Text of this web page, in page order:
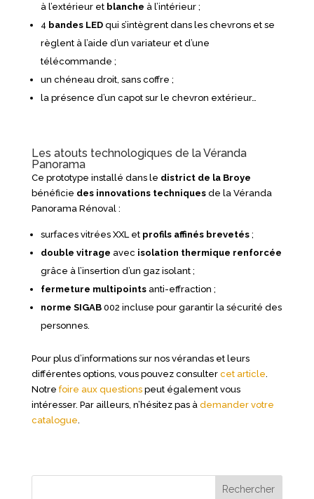
à l’extérieur et blanche à l’intérieur ;
4 bandes LEDqui s’intègrent dans les chevrons et se
règlent à l’aide d’un variateur et d’une
télécommande ;
un chéneau droit, sans coffre ;
la présence d’un capot sur le chevron extérieur…
Les atouts technologiques de la Véranda
Panorama
Ce prototype installé dans le district de la Broye
bénéficie des innovations techniquesde la Véranda
Panorama Rénoval :
surfaces vitrées XXL et profils affinés brevetés;
double vitrage avec isolation thermique renforcée
grâce à l’insertion d’un gaz isolant ;
fermeture multipoints anti-effraction ;
norme SIGAB 002 incluse pour garantir la sécurité des
personnes.
Pour plus d’informations sur nos vérandas et leurs
différentes options, vous pouvez consulter cet article.
Notrefoire aux questionspeut également vous
intéresser. Par ailleurs, n’hésitez pas à demander votre
catalogue.